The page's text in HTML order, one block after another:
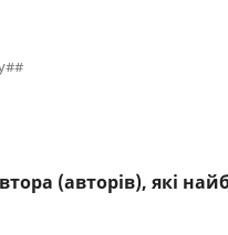
(авторів), які